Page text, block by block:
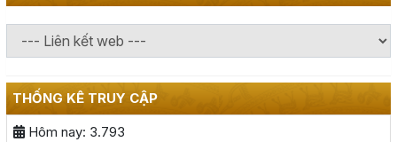
THỐNG KÊ TRUY CẬP
Hôm nay: 3.793